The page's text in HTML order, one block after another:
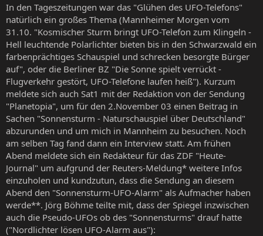
In den Tageszeitungen war das "Glühen des UFO-Telefons"
natürlich ein großes Thema (Mannheimer Morgen vom
31.10. "Kosmischer Sturm bringt UFO-Telefon zum Klingeln -
Hell leuchtende Polarlichter bieten bis in den Schwarzwald ein
farbenprächtiges Schauspiel und schrecken besorgte Bürger
auf", oder die Berliner BZ "Die Sonne spielt verrückt -
Flugverkehr gestört, UFO-Telefone laufen heiß"). Kurzum
meldete sich auch Sat1 mit der Redaktion von der Sendung
"Planetopia", um für den 2.November 03 einen Beitrag in
Sachen "Sonnensturm - Naturschauspiel über Deutschland"
abzurunden und um mich in Mannheim zu besuchen. Noch
am selben Tag fand dann ein Interview statt. Am frühen
Abend meldete sich ein Redakteur für das ZDF "Heute-
Journal" um aufgrund der Reuters-Meldung* weitere Infos
einzuholen und kundzutun, dass die Sendung an diesem
Abend den "Sonnensturm-UFO-Alarm" als Aufmacher haben
werde**. Jörg Böhme teilte mit, dass der Spiegel inzwischen
auch die Pseudo-UFOs ob des "Sonnensturms" drauf hatte
("Nordlichter lösen UFO-Alarm aus"):